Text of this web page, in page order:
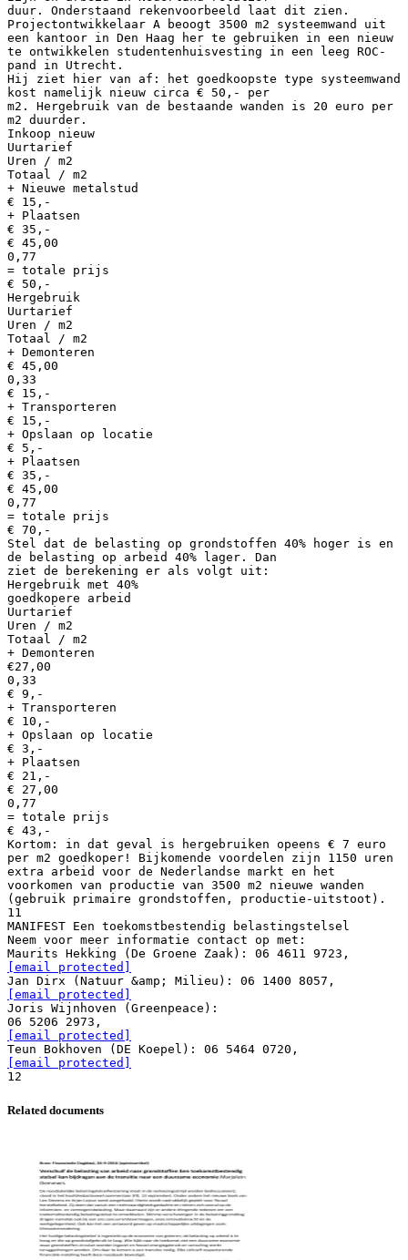
[email protected]
[email protected]
Joris Wijnhoven (Greenpeace):
[email protected]
[email protected]
Related documents